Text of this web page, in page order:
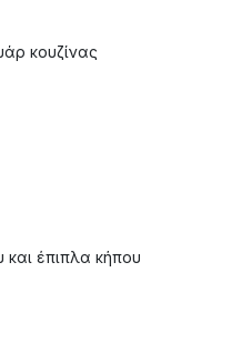
κουζίνας
έπιπλα κήπου